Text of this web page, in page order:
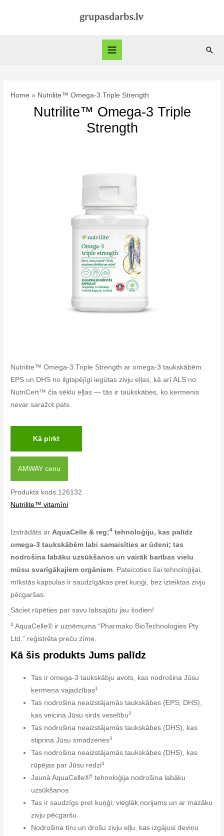
Main
Home Nutrilite™ Omega-3 Triple Strength
Nutrilite™ Omega-3 Triple
Strength
Nutrilite™ Omega-3 Triple Strength ar omega-3 taukskābēm:
EPS un DHS no ilgtspējīgi iegūtas zivju eļļas, kā arī ALS no
NutriCert™ čia sēklu eļļas — tās ir taukskābes, ko ķermenis
nevar saražot pats.
Kā pirkt
AMWAY cenu
Produkta kods:126132
Nutrilite™ vitamīni
Izstrādāts ar AquaCelle & reg;4 tehnoloģiju, kas palīdz
omega-3 taukskābēm labi samaisīties ar ūdeni; tas
nodrošina labāku uzsūkšanos un vairāk barības vielu
mūsu svarīgākajiem orgāniem . Pateicoties šai tehnoloģijai,
mīkstās kapsulas ir saudzīgākas pret kuņģi, bez izteiktas zivju
pēcgaršas.
Sāciet rūpēties par savu labsajūtu jau šodien!
4 AquaCelle® ir uzņēmuma “Pharmako BioTechnologies Pty
Ltd.” reģistrēta preču zīme.
Kā šis produkts Jums palīdz
Tas ir omega-3 taukskābju avots, kas nodrošina Jūsu
ķermeņa vajadzības1
Tas nodrošina neaizstājamās taukskābes (EPS, DHS),
kas veicina Jūsu sirds veselību2
Tas nodrošina neaizstājamās taukskābes (DHS), kas
stiprina Jūsu smadzenes3
Tas nodrošina neaizstājamās taukskābes (DHS), kas
rūpējas par Jūsu redzi4
Jaunā AquaCelle®5 tehnoloģija nodrošina labāku
uzsūkšanos.
Tas ir saudzīgs pret kuņģi, vieglāk norijams un ar mazāku
zivju pēcgaršu.
Nodrošina tīru un drošu zivju eļļu, kas izgājusi deviņu